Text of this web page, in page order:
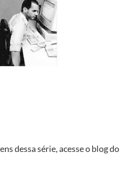
dessa série, acesse o blog do